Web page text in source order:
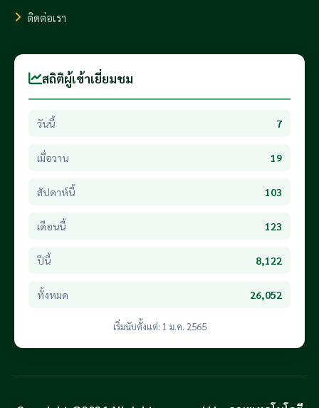
ติดต่อเรา
สถิติผู้เข้าเยี่ยมชม
วันนี้ 7
เมื่อวาน 19
สัปดาห์นี้ 103
เดือนนี้ 123
ปีนี้ 8,122
ทั้งหมด 26,052
เริ่มนับตั้งแต่: 1 ม.ค. 2565